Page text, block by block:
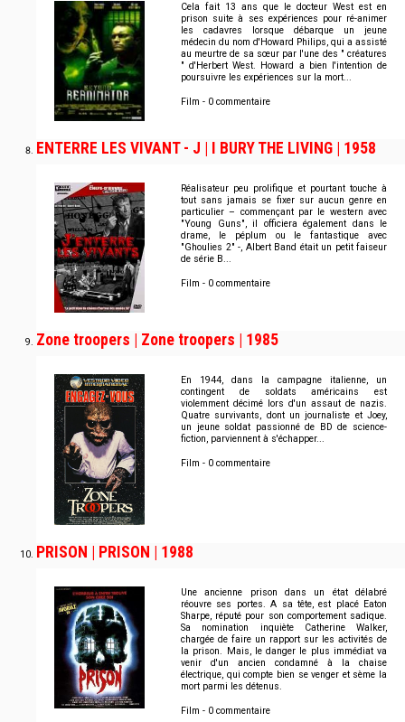
Cela fait 13 ans que le docteur West est en
prison suite à ses expériences pour ré-animer
les cadavres lorsque débarque un jeune
médecin du nom d'Howard Philips, qui a assisté
au meurtre de sa sœur par l'une des " créatures
" d'Herbert West. Howard a bien l'intention de
poursuivre les expériences sur la mort...
Film - 0 commentaire
ENTERRE LES VIVANT - J | I BURY THE LIVING | 1958
Réalisateur peu prolifique et pourtant touche à
tout sans jamais se fixer sur aucun genre en
particulier – commençant par le western avec
"Young Guns", il officiera également dans le
drame, le péplum ou le fantastique avec
"Ghoulies 2" -, Albert Band était un petit faiseur
de série B...
Film - 0 commentaire
Zone troopers | Zone troopers | 1985
En 1944, dans la campagne italienne, un
contingent de soldats américains est
violemment décimé lors d'un assaut de nazis.
Quatre survivants, dont un journaliste et Joey,
un jeune soldat passionné de BD de science-
fiction, parviennent à s'échapper...
Film - 0 commentaire
PRISON | PRISON | 1988
Une ancienne prison dans un état délabré
réouvre ses portes. A sa tête, est placé Eaton
Sharpe, réputé pour son comportement sadique.
Sa nomination inquiète Catherine Walker,
chargée de faire un rapport sur les activités de
la prison. Mais, le danger le plus immédiat va
venir d'un ancien condamné à la chaise
électrique, qui compte bien se venger et sème la
mort parmi les détenus.
Film - 0 commentaire